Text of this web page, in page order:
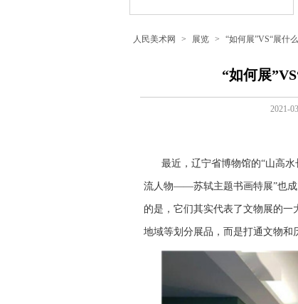
人民美术网 > 展览 > “如何展”VS“展什
“如何展
2021-
最近，辽宁省博物馆的“山高
流人物——苏轼主题书画特展”也成
的是，它们其实代表了文物展的一
地域等划分展品，而是打通文物和